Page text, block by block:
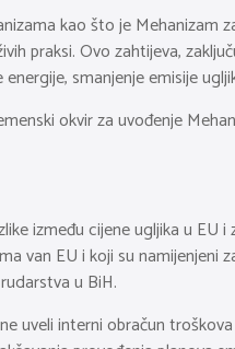
kao što je Mehanizam
praksi. Ovo zahtijeva,
smanjenje emisije
okvir za uvođenje
između cijene ugljika u
van EU i koji su
u BiH.
uveli interni obračun